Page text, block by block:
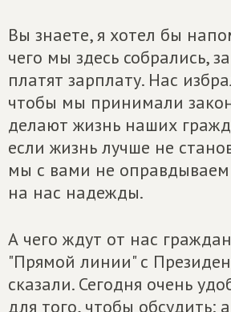
Вы знаете, я хотел бы
чего мы здесь собрались,
платят зарплату. Нас
чтобы мы принимали
делают жизнь наших
если жизнь лучше не
мы с вами не
на нас надежды.
А чего ждут от нас
"Прямой линии" с
сказали. Сегодня очень
для того, чтобы обсудить: